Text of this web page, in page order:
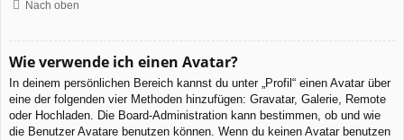
Nach oben
Wie verwende ich einen Avatar?
In deinem persönlichen Bereich kannst du unter „Profil“ einen Avatar über
eine der folgenden vier Methoden hinzufügen: Gravatar, Galerie, Remote
oder Hochladen. Die Board-Administration kann bestimmen, ob und wie
die Benutzer Avatare benutzen können. Wenn du keinen Avatar benutzen